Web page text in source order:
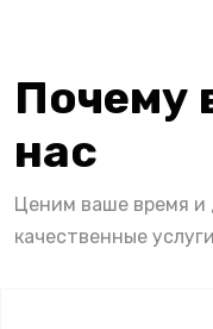
Почему
нас
Ценим ваше время и
качественные